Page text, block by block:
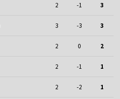
2 -1 3
3 -3 3
2 0 2
2 -1 1
2 -2 1